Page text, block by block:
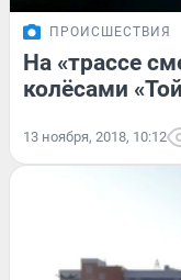
ПРОИСШЕСТВИЯ
На «трассе
колёсами
13 ноября, 2018, 10:12